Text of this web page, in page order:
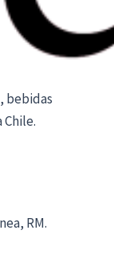
bebidas
RM.